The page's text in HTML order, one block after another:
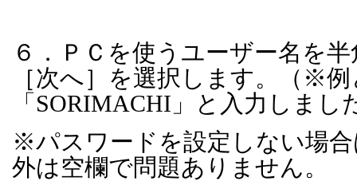
６．ＰＣを使うユーザー名を
［次へ］を選択します。（※
「 SORIMACHI 」と入力しまし
※パスワードを設定しない場
外は空欄で問題ありません。